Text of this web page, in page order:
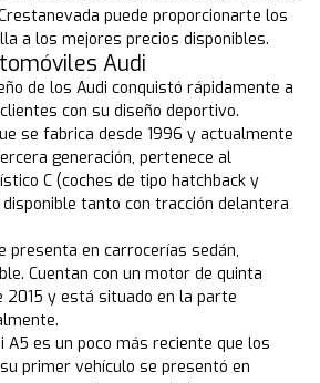
puede proporcionarte los
a los mejores precios disponibles.
Audi
de los Audi conquistó rápidamente a
con su diseño deportivo.
se fabrica desde 1996 y actualmente
generación, pertenece al
C (coches de tipo hatchback y
tanto con tracción delantera
presenta en carrocerías sedán,
Cuentan con un motor de quinta
2015 y está situado en la parte
A5 es un poco más reciente que los
primer vehículo se presentó en